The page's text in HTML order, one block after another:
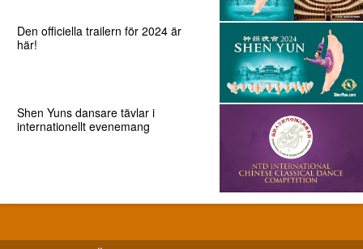
Den officiella trailern för 2024 är
här!
Shen Yuns dansare tävlar i
internationellt evenemang